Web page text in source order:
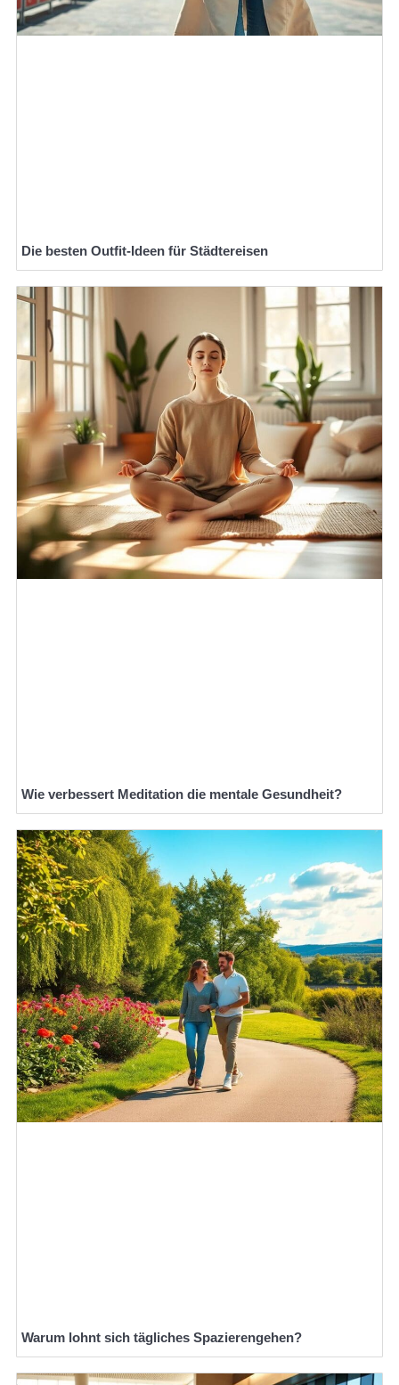
Die besten Outfit-Ideen für Städtereisen
Wie verbessert Meditation die mentale Gesundheit?
Warum lohnt sich tägliches Spazierengehen?